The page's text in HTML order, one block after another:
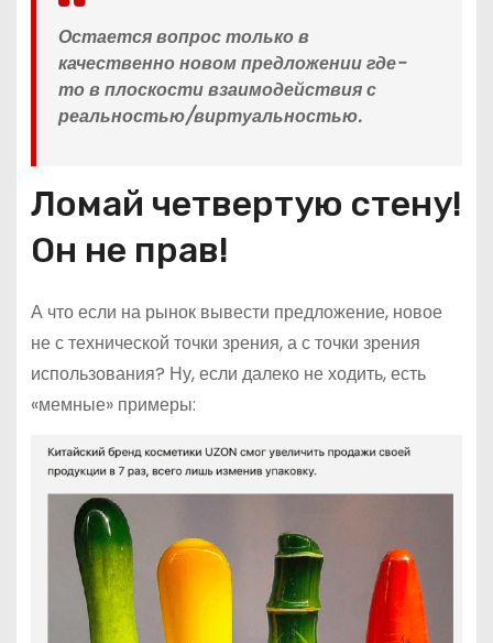
Остается вопрос только в
качественно новом предложении где-
то в плоскости взаимодействия с
реальностью/виртуальностью.
Ломай четвертую стену!
Он не прав!
А что если на рынок вывести предложение, новое
не с технической точки зрения, а с точки зрения
использования? Ну, если далеко не ходить, есть
«мемные» примеры: